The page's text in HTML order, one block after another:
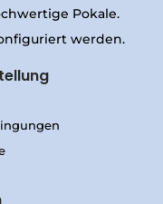
Pokale.
werden.